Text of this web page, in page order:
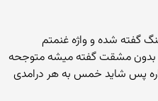
گفته شده و واژه غنمتم
بدون مشقت گفته میشه متوجحه
پس شاید خمس به هر درامدی